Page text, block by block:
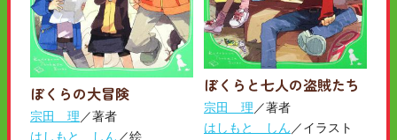
ぼくらの大冒険
宗田 理 ／著者
はしもと しん ／絵
ぼくらと七人の盗賊たち
宗田 理 ／著者
はしもと しん ／イラスト